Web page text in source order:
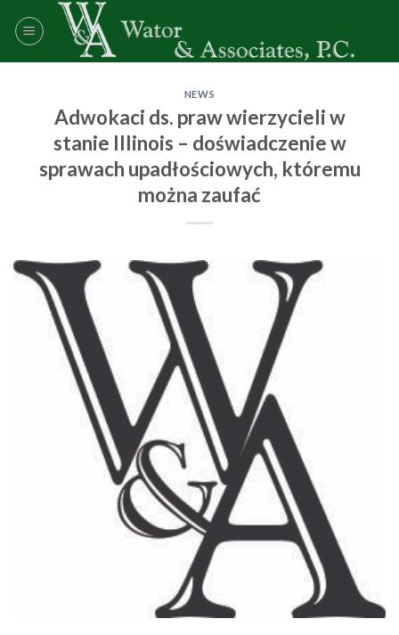
NEWS
Adwokaci ds. praw wierzycieli w
stanie Illinois – doświadczenie w
sprawach upadłościowych, któremu
można zaufać